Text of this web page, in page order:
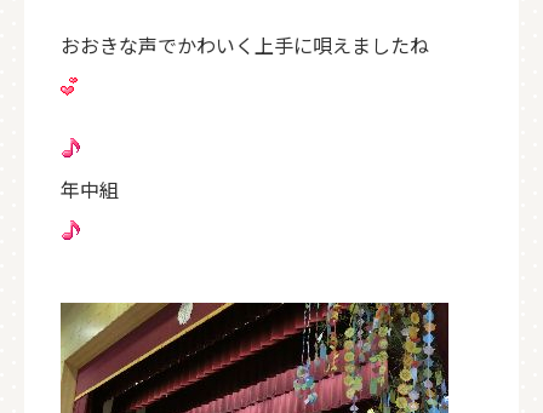
おおきな声でかわいく上手に唄えましたね
年中組